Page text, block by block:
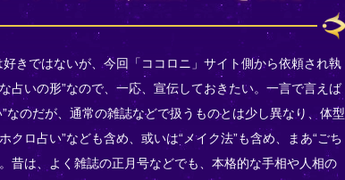
きではないが、今回「ココロニ」サイト側から依頼され執
占いの形”なので、一応、宣伝しておきたい。一言で言えば
なのだが、通常の雑誌などで扱うものとは少し異なり、体型
クロ占い”なども含め、或いは“メイク法”も含め、まあ“ごち
昔は、よく雑誌の正月号などでも、本格的な手相や人相の